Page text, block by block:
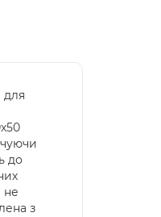
для
до
не
з